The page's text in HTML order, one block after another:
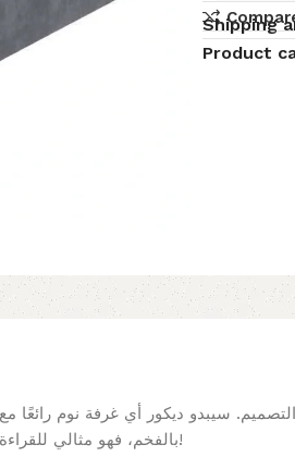
Shipping
Product
سيبدو ديكور أي غرفة نوم
بالفخم، فهو مثالي للقراءة والاسترخاء ومشاهدة التلفزيون. حتى السرير يمكن استخدامه لتخزين الأشياء!